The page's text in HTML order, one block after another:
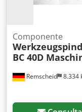
Remscheid 8.334
Componente
BC 40D